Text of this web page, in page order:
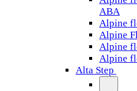
ABA
Alpine
Alpine
Alpine
Alpine
Alta Step